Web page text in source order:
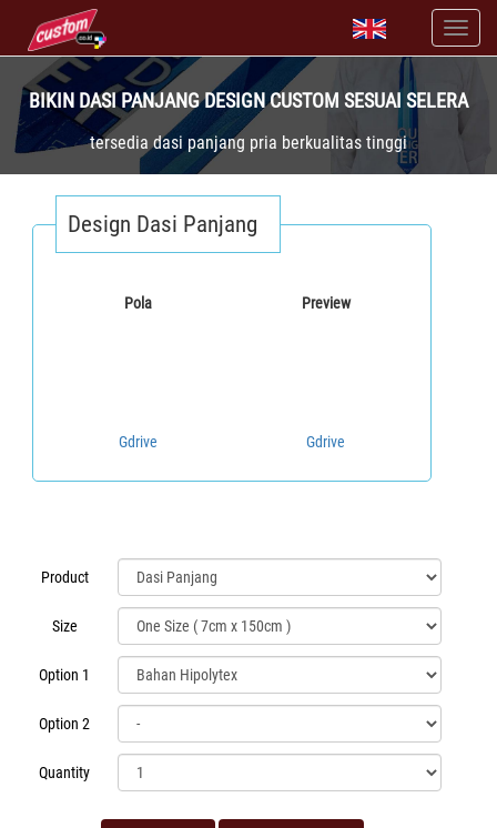
BIKIN DASI PANJANG DESIGN CUSTOM SESUAI SELERA
tersedia dasi panjang pria berkualitas tinggi
Design Dasi Panjang
Pola
Gdrive
Preview
Gdrive
Product
Size
Option 1
Option 2
Quantity